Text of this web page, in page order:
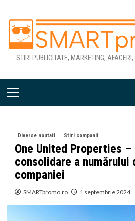
content
STIRI PUBLICITATE, MARKETING,
Primary
Diverse noutati Stiri companii
One United Properties –
consolidare a numărului
companiei
SMARTpromo.ro 1 septembrie 2024